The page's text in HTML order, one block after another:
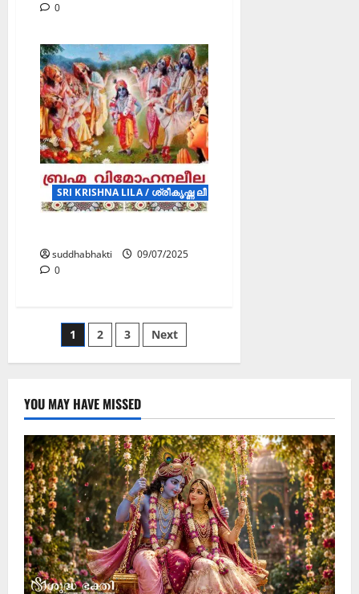
0
SRI KRISHNA LILA / ശ്രീകൃഷ്ണ ലീല (STORY)
suddhabhakti
09/07/2025
0
1 2 3 Next
YOU MAY HAVE MISSED